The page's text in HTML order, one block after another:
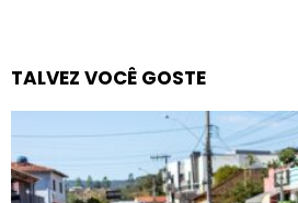
TALVEZ VOCÊ GOSTE